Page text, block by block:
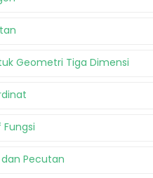
Geometri Tiga Dimensi
Fungsi
dan Pecutan